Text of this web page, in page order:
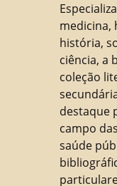
medicina,
história,
ciência, a
coleção
destaque
campo
saúde